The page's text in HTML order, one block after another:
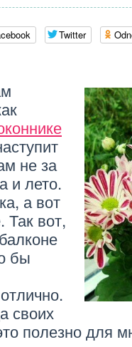
Twitter
не за
и лето.
а вот
вот,
бы
своих
полезно для